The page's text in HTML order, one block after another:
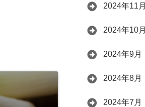
2024年11月
2024年10月
2024年9月
2024年8月
2024年7月